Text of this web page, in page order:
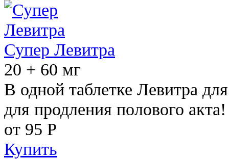
Супер Левитра
20 + 60 мг
В одной таблетке Левитра
для продления полового акта!
от 95 Р
Купить